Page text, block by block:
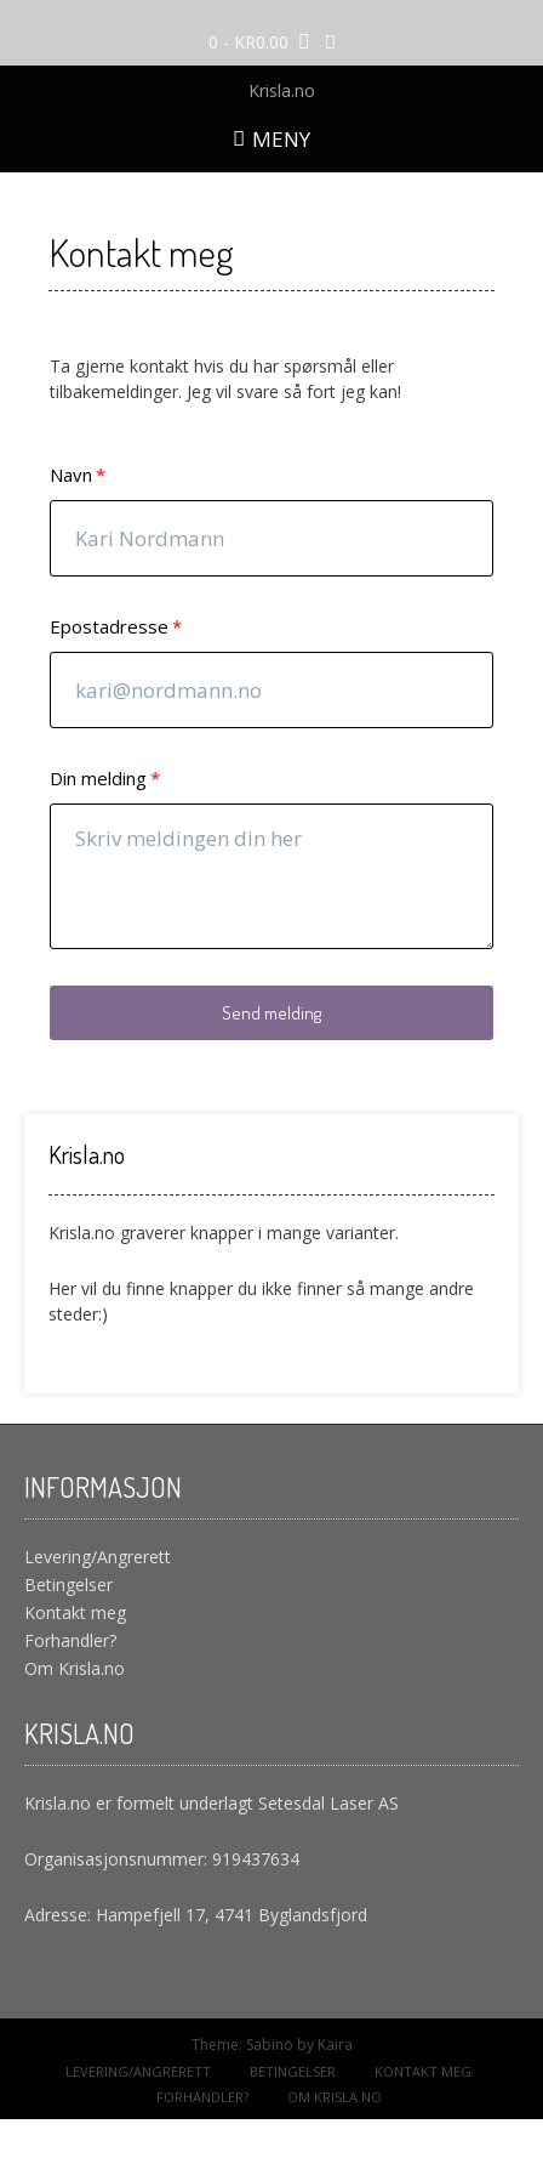
content
0 - KR0.00
MENY
Kontakt meg
Ta gjerne kontakt hvis du har spørsmål eller
tilbakemeldinger. Jeg vil svare så fort jeg kan!
Navn
Epostadresse
Din melding
Send melding
Krisla.no
Krisla.no graverer knapper i mange varianter.
Her vil du finne knapper du ikke finner så mange andre
steder:)
INFORMASJON
Levering/Angrerett
Betingelser
Kontakt meg
Forhandler?
Om Krisla.no
KRISLA.NO
Krisla.no er formelt underlagt Setesdal Laser AS
Organisasjonsnummer: 919437634
Adresse: Hampefjell 17, 4741 Byglandsfjord
Theme: Sabino by Kaira
LEVERING/ANGRERETT BETINGELSER
KONTAKT MEG
FORHANDLER?
OM KRISLA.NO